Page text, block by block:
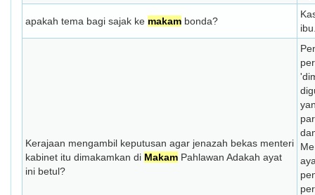
apakah tema bagi sajak ke makam bonda?
Kerajaan mengambil keputusan agar jenazah bekas menteri
kabinet itu dimakamkan di Makam Pahlawan Adakah ayat
ini betul?